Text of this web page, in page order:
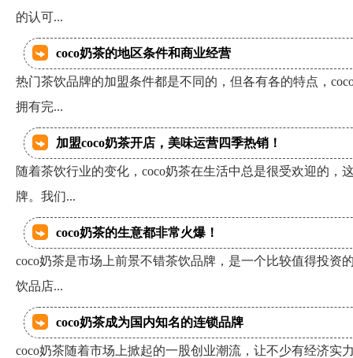
的认可...
coco奶茶的地区条件和商业经营
热门茶饮品牌的加盟条件都是不同的，但各有各的特点，
拥有完...
加盟coco奶茶开店，美味运营四季热销！
随着茶饮行业的变化，coco奶茶在生活中总是很受欢迎的，
牌。我们...
coco奶茶的生意都非常火爆！
coco奶茶是市场上前景不错茶饮品牌，是一个比较值得投资
饮品店...
coco奶茶成为国内知名的连锁品牌
coco奶茶随着市场上掀起的一股创业潮流，让不少有经济实